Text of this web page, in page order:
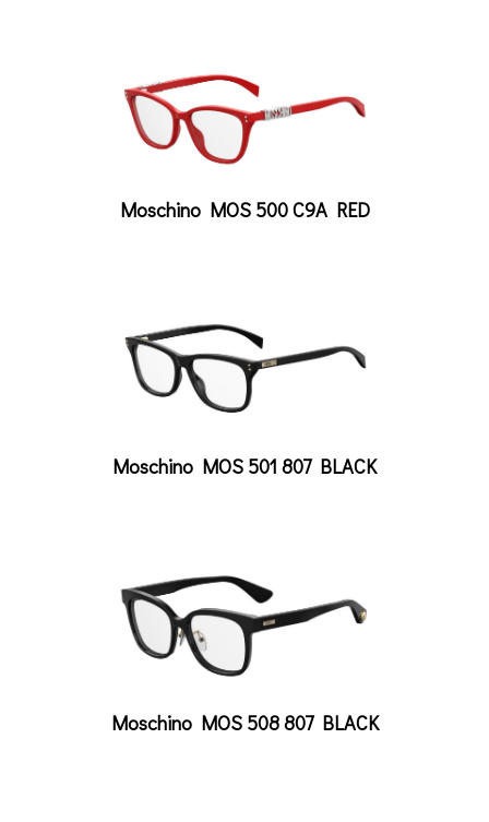
Moschino MOS 500 C9A RED
Moschino MOS 501 807 BLACK
Moschino MOS 508 807 BLACK